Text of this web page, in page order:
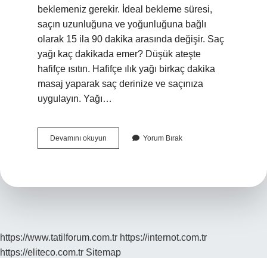
beklemeniz gerekir. İdeal bekleme süresi,
saçın uzunluğuna ve yoğunluğuna bağlı
olarak 15 ila 90 dakika arasında değişir. Saç
yağı kaç dakikada emer? Düşük ateşte
hafifçe ısıtın. Hafifçe ılık yağı birkaç dakika
masaj yaparak saç derinize ve saçınıza
uygulayın. Yağı…
Devamını okuyun
Bakım
Yorum Bırak
https://www.tatilforum.com.tr https://internot.com.tr
https://eliteco.com.tr Sitemap